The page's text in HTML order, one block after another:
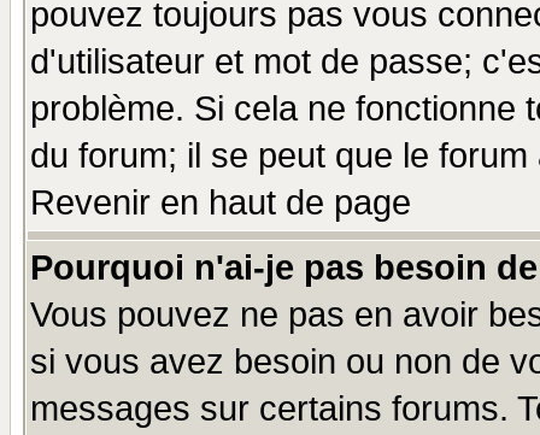
pouvez toujours pas vous
d'utilisateur et mot de passe;
problème. Si cela ne fonctionne
du forum; il se peut que le
Revenir en haut de page
Pourquoi n'ai-je pas besoin
Vous pouvez ne pas en avoir
si vous avez besoin ou non de
messages sur certains forums.